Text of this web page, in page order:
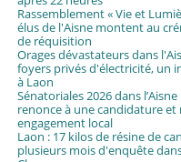
Rassemblement « Vie et
élus de l'Aisne montent au
de réquisition
Orages dévastateurs dans
foyers privés d'électricité, un
à Laon
Sénatoriales 2026 dans
renonce à une candidature et
engagement local
Laon : 17 kilos de résine de
plusieurs mois d'enquête